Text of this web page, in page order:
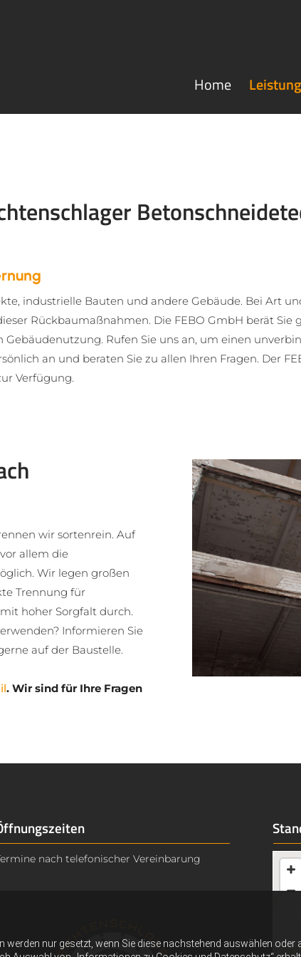
nur gesetzt, wenn Sie diese nachstehend auswählen oder
Home
industrielle Bauten und andere Gebäude. Bei Art
Rückbaumaßnahmen. Die FEBO GmbH berät
Rufen Sie uns an, um einen
an und beraten Sie zu allen Ihren Fragen. Der
Verfügung.
wir sortenrein. Auf
allem die
Wir legen großen
Trennung für
hoher Sorgfalt durch.
Informieren Sie
auf der Baustelle.
. Wir sind für Ihre Fragen
nach telefonischer Vereinbarung